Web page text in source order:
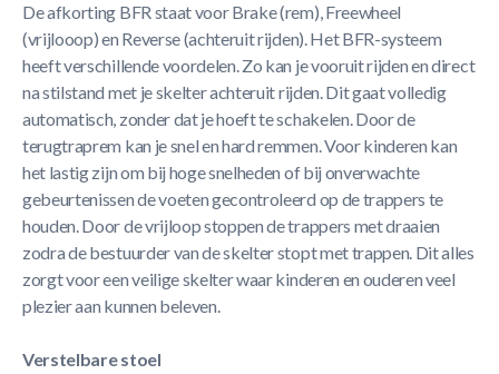
De afkorting BFR staat voor Brake (rem), Freewheel
(vrijlooop) en Reverse (achteruit rijden). Het BFR-systeem
heeft verschillende voordelen. Zo kan je vooruit rijden en direct
na stilstand met je skelter achteruit rijden. Dit gaat volledig
automatisch, zonder dat je hoeft te schakelen. Door de
terugtraprem kan je snel en hard remmen. Voor kinderen kan
het lastig zijn om bij hoge snelheden of bij onverwachte
gebeurtenissen de voeten gecontroleerd op de trappers te
houden. Door de vrijloop stoppen de trappers met draaien
zodra de bestuurder van de skelter stopt met trappen. Dit alles
zorgt voor een veilige skelter waar kinderen en ouderen veel
plezier aan kunnen beleven.
Verstelbare stoel